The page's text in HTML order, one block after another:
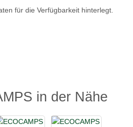
für die Verfügbarkeit hinterlegt.
in der Nähe